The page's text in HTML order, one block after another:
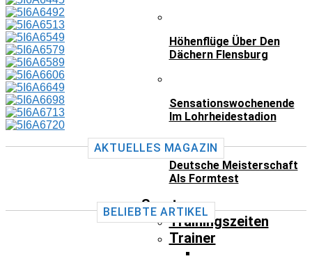
Höhenflüge Über Den
Dächern Flensburg
Sensationswochenende
Im Lohrheidestadion
Deutsche Meisterschaft
Als Formtest
Sport
Trainingszeiten
Trainer
AKTUELLES MAGAZIN
BELIEBTE ARTIKEL